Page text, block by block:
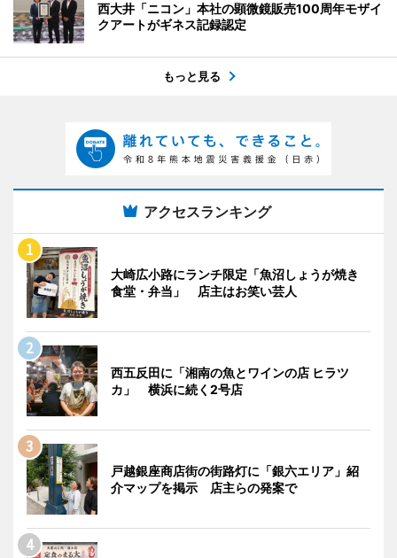
西大井「ニコン」本社の顕微鏡販売100周年モザイ
クアートがギネス記録認定
もっと見る
アクセスランキング
大崎広小路にランチ限定「魚沼しょうが焼き
食堂・弁当」 店主はお笑い芸人
西五反田に「湘南の魚とワインの店 ヒラツ
カ」 横浜に続く2号店
戸越銀座商店街の街路灯に「銀六エリア」紹
介マップを掲示 店主らの発案で